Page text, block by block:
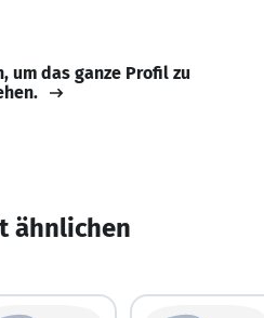
um das ganze Profil zu
ähnlichen